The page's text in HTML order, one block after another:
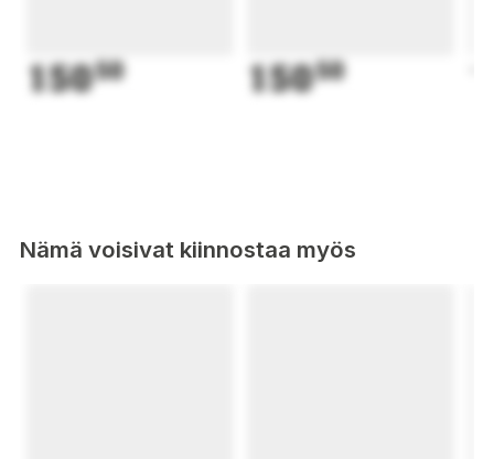
15050 15050
Nämä voisivat kiinnostaa myös